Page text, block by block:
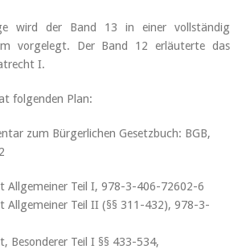
wird der Band 13 in einer vollständig
vorgelegt. Der Band 12 erläuterte das
I.
folgenden Plan:
zum Bürgerlichen Gesetzbuch: BGB,
Allgemeiner Teil I, 978-3-406-72602-6
Allgemeiner Teil II (§§ 311-432), 978-3-
Besonderer Teil I §§ 433-534,